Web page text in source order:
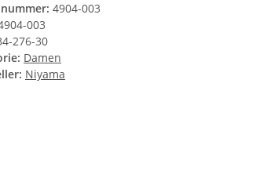
4904-003
003
276-30
Damen
Niyama